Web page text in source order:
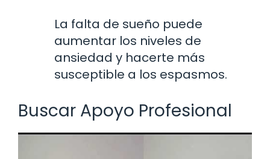
La falta de sueño puede
aumentar los niveles de
ansiedad y hacerte más
susceptible a los espasmos.
Buscar Apoyo Profesional